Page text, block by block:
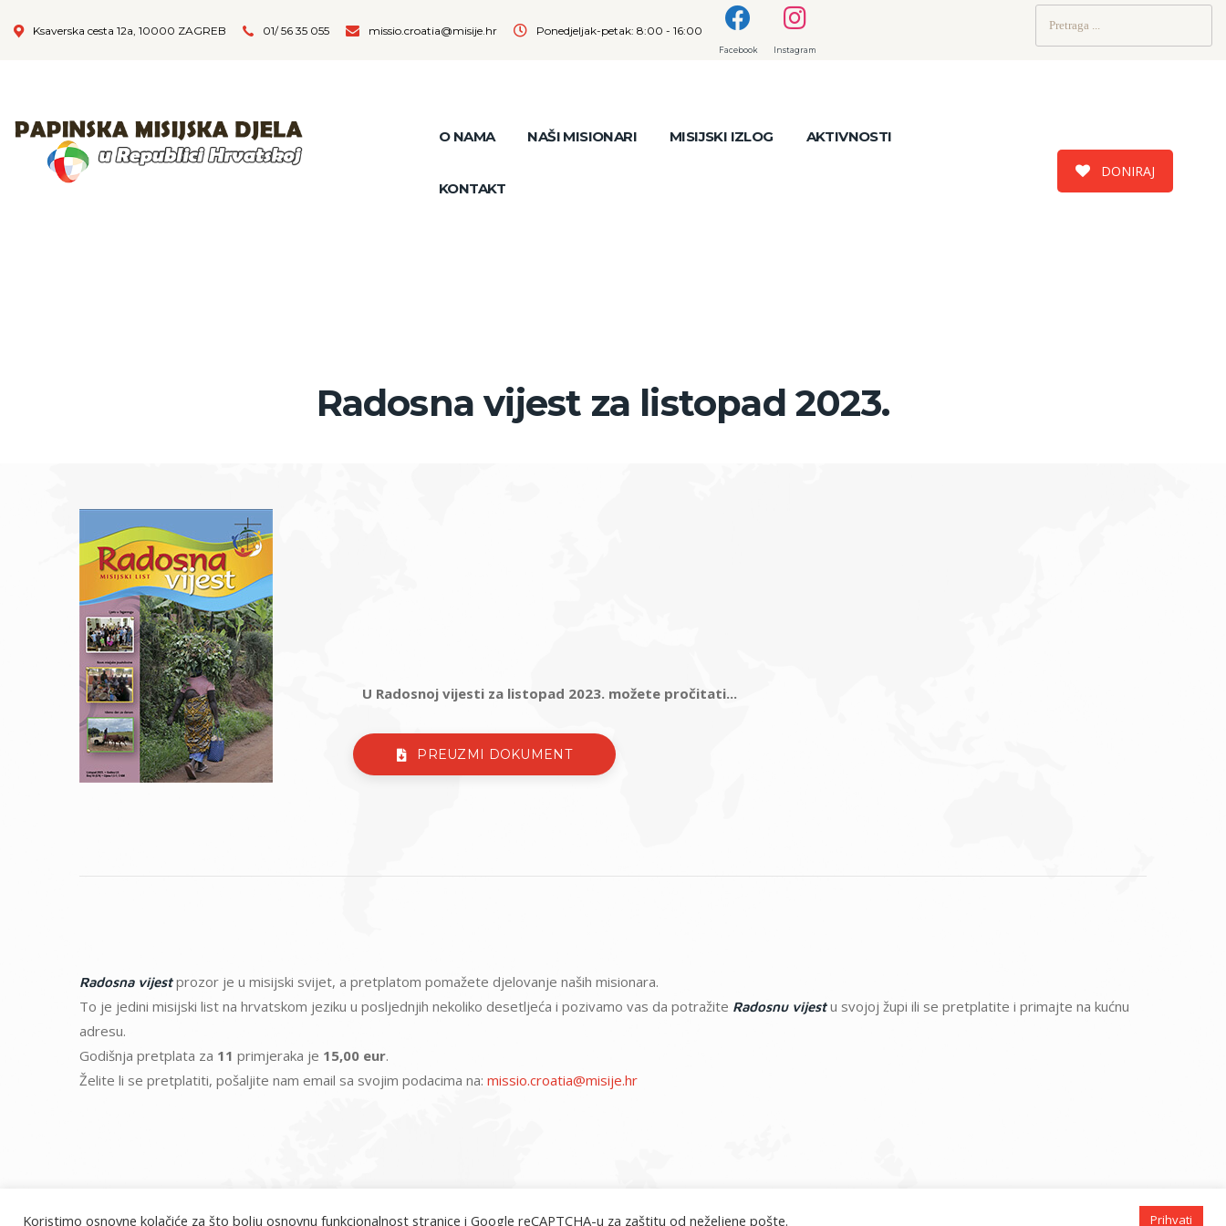
Ksaverska cesta 12a, 10000 ZAGREB 01/ 56 35 055 missio.croatia@misije.hr Ponedjeljak-petak: 8:00 - 16:00
Facebook Instagram
O NAMA NAŠI MISIONARI MISIJSKI IZLOG AKTIVNOSTI
KONTAKT
DONIRAJ
Radosna vijest za listopad 2023.
U Radosnoj vijesti za listopad 2023. možete pročitati...
PREUZMI DOKUMENT
Radosna vijestprozor je u misijski svijet, a pretplatom pomažete djelovanje naših misionara.
To je jedini misijski list na hrvatskom jeziku u posljednjih nekoliko desetljeća i pozivamo vas da potražite Radosnu vijestu svojoj župi ili se pretplatite i primajte na kućnu
adresu.
Godišnja pretplata za 11 primjeraka je 15,00 eur.
Želite li se pretplatiti, pošaljite nam email sa svojim podacima na: missio.croatia@misije.hr
misije.hr © 2026. Sva prava pridržana.
Koristimo osnovne kolačiće za što bolju osnovnu funkcionalnost stranice i Google reCAPTCHA-u za zaštitu od neželjene pošte. Prihvati